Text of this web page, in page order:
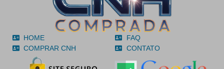
HOME
COMPRAR CNH
FAQ
CONTATO